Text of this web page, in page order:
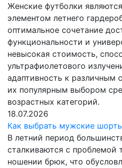
Женские футболки являются
элементом летнего
оптимальное сочетание
функциональности и
невысокая стоимость,
ультрафиолетового
адаптивность к различным
их популярным выбором
возрастных категорий.
18.07.2026
Как выбрать мужские шорты?
В летний период
сталкиваются с проблемой
ношении брюк, что